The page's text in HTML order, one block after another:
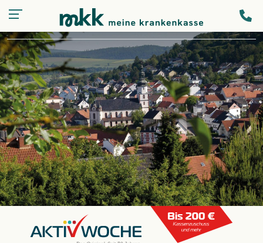
Kassen-